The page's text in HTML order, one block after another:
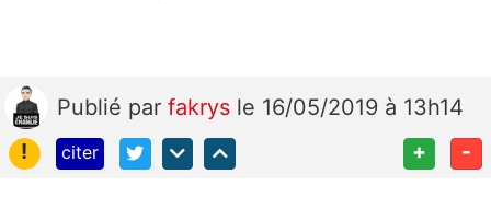
Publié par fakrys le 16/05/2019 à 13h14
!
citer + -